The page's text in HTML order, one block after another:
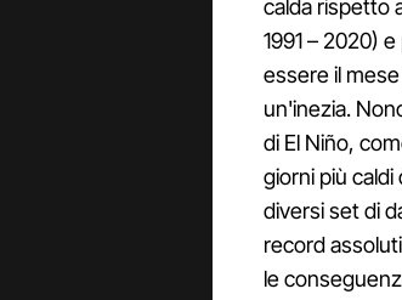
calda rispetto
1991 – 2020)
essere il
un'inezia.
di El Niño,
giorni più
diversi set di
record
le